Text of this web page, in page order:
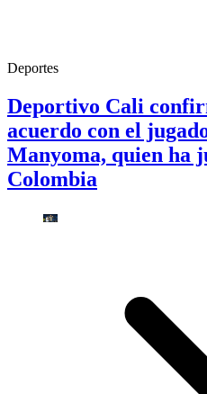
Deportes
Deportivo Cali
acuerdo con el
Manyoma, quien ha
Colombia